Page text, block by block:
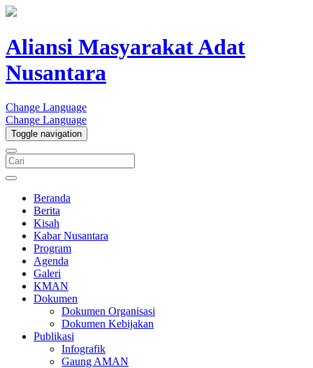
Aliansi Masyarakat Adat
Nusantara
Change Language
Change Language
Toggle navigation
Beranda
Berita
Kisah
Kabar Nusantara
Program
Agenda
Galeri
KMAN
Dokumen
Dokumen Organisasi
Dokumen Kebijakan
Publikasi
Infografik
Gaung AMAN